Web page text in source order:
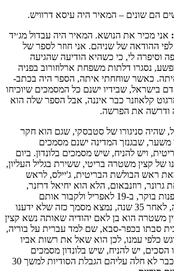
הם שונים – המאיר היה עיסא דרוויש.
אני מכיר את הנושא. המאיר היה עבדול מג׳יד
לפי ההודאה של שניהם. אני חוזר לספר של
וסיפרה לי, כי כשהיא הודיעה שהגיעה
נסגרו דלתות משפחת ארלוזורוב בפניה
איתה. כאשר שוחחתי איתה, הספר היה בכתב-
בישראל, שבידיו ישנם כל המסמכים שיוכיחו
קלאוזנר כבר איננה, אבל הספר שלה הוא
ודרשה את הפרשה.
שהיה סניגורו של סטבסקי, שגם הוא חקר
שבגנזך המדינה ישנם מסמכים
ויש להניח, שיש מסמכים בלונדון. ביום
של קצין משטרה בריטי, ששירת בגליל העליון,
ראש הבולשת הבריטית, ג'יילס, לראש
רוזנבאום, הלא הוא יחיאל דרזנר,
אלקחי וקשאני, בארבע לפנות בוקר, ב-19 לאפריל ולקבור אותם
בבית־הקברות בצפת. הנה, לאחר 35 שנה, נמצא מסמך כזה שלא ידענו
משטרה הוא בן לאם יהודיה שאותה נשא קצין
סבתו בכפר-סבא, שם למד עברית על בוריה,
כלפי עמנו, לכן הוא שאל את רשות אביו
הסכים, יש להניח, שיש בלונדון מסמכים
נוספים, מ 1933-1934, שכבר לא חלה עליהם הגבלת הסודיות למשך 30